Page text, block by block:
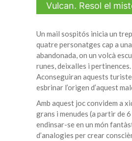
Vulcan. Resol el
Un mail sospitós inicia un
quatre personatges cap a
abandonada, on un volcà
runes, deixalles i pertinences.
Aconseguiran aquests
esbrinar l’origen d’aquest
Amb aquest joc convidem a
grans i menudes (a partir de 6
endinsar-se en un món
d’analogies per crear